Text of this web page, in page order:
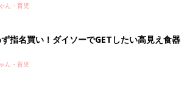
ん・育児
指名買い！ダイソーでGETしたい高見え食器
ん・育児